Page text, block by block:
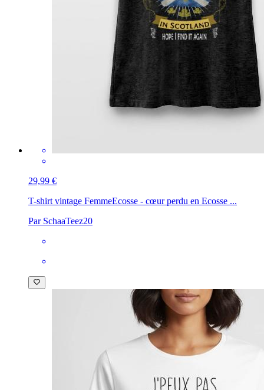
29,99 €
T-shirt vintage FemmeEcosse - cœur perdu en Ecosse ...
Par SchaaTeez20